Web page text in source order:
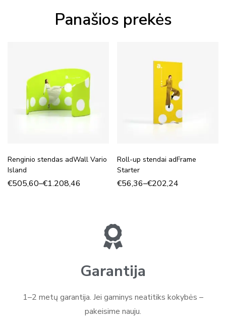
Panašios prekės
Renginio stendas adWall Vario
Island
€505,60–€1.208,46
Roll-up stendai adFrame
Starter
€56,36–€202,24
Garantija
1–2 metų garantija. Jei gaminys neatitiks kokybės –
pakeisime nauju.